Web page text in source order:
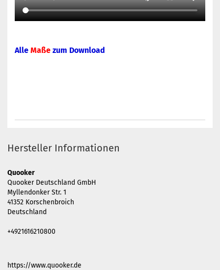
Alle Maße zum Download
Hersteller Informationen
Quooker
Quooker Deutschland GmbH
Myllendonker Str. 1
41352 Korschenbroich
Deutschland
+4921616210800
https://www.quooker.de